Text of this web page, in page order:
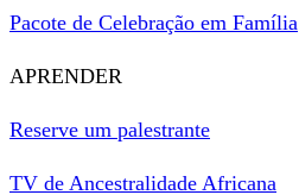
Pacote de Celebração em Família
APRENDER
Reserve um palestrante
TV de Ancestralidade Africana